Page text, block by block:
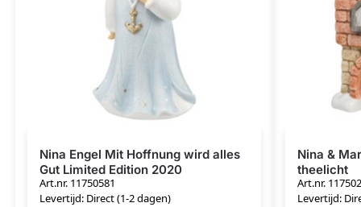
Nina Engel Mit Hoffnung wird alles
Gut Limited Edition 2020
Art.nr. 11750581
Levertijd: Direct (1-2 dagen)
Nina &
theelicht
Art.nr.
Levertijd: